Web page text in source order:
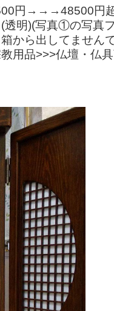
円→→→48500円
明)(写真①の写真
から出してませ
用品>>>仏壇・仏